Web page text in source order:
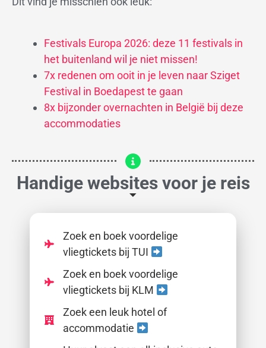
Festivals Europa 2026: deze 11 festivals in
het buitenland wil je niet missen!
7x redenen om ooit in je leven naar Sziget
Festival in Boedapest te gaan
8x bijzonder overnachten in België bij deze
accommodaties
Handige websites voor je reis
Zoek en boek voordelige
vliegtickets bij TUI
Zoek en boek voordelige
vliegtickets bij KLM
Zoek een leuk hotel of
accommodatie